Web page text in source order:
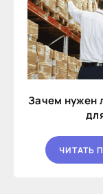
Зачем нужен
ЧИТАТЬ